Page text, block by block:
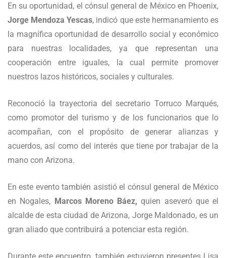
En su oportunidad, el cónsul general de México en Phoenix,
Jorge Mendoza Yescas, indicó que este hermanamiento es
la magnífica oportunidad de desarrollo social y económico
para nuestras localidades, ya que representan una
cooperación entre iguales, la cual permite promover
nuestros lazos históricos, sociales y culturales.
Reconoció la trayectoria del secretario Torruco Marqués,
como promotor del turismo y de los funcionarios que lo
acompañan, con el propósito de generar alianzas y
acuerdos, así como del interés que tiene por trabajar de la
mano con Arizona.
En este evento también asistió el cónsul general de México
en Nogales, Marcos Moreno Báez, quien aseveró que el
alcalde de esta ciudad de Arizona, Jorge Maldonado, es un
gran aliado que contribuirá a potenciar esta región.